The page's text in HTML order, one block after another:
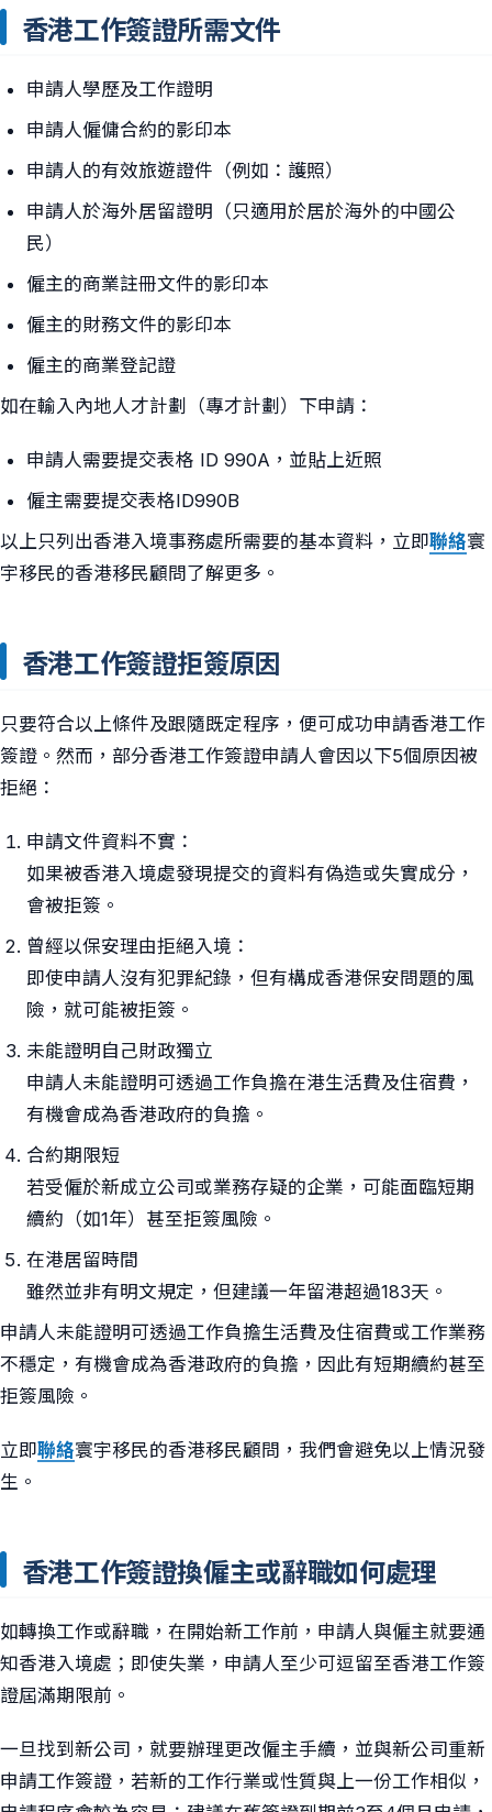
香港工作簽證所需文件
申請人學歷及工作證明
申請人僱傭合約的影印本
申請人的有效旅遊證件（例如：護照）
申請人於海外居留證明（只適用於居於海外的中國公
民）
僱主的商業註冊文件的影印本
僱主的財務文件的影印本
僱主的商業登記證
如在輸入內地人才計劃（專才計劃）下申請：
申請人需要提交表格 ID 990A，並貼上近照
僱主需要提交表格ID990B
以上只列出香港入境事務處所需要的基本資料，立即聯絡寰
宇移民的香港移民顧問了解更多。
香港工作簽證拒簽原因
只要符合以上條件及跟隨既定程序，便可成功申請香港工作
簽證。然而，部分香港工作簽證申請人會因以下5個原因被
拒絕：
申請文件資料不實：
如果被香港入境處發現提交的資料有偽造或失實成分，
會被拒簽。
曾經以保安理由拒絕入境：
即使申請人沒有犯罪紀錄，但有構成香港保安問題的風
險，就可能被拒簽。
未能證明自己財政獨立
申請人未能證明可透過工作負擔在港生活費及住宿費，
有機會成為香港政府的負擔。
合約期限短
若受僱於新成立公司或業務存疑的企業，可能面臨短期
續約（如1年）甚至拒簽風險。
在港居留時間
雖然並非有明文規定，但建議一年留港超過183天。
申請人未能證明可透過工作負擔生活費及住宿費或工作業務
不穩定，有機會成為香港政府的負擔，因此有短期續約甚至
拒簽風險。
立即聯絡寰宇移民的香港移民顧問，我們會避免以上情況發
生。
香港工作簽證換僱主或辭職如何處理
如轉換工作或辭職，在開始新工作前，申請人與僱主就要通
知香港入境處；即使失業，申請人至少可逗留至香港工作簽
證屆滿期限前。
一旦找到新公司，就要辦理更改僱主手續，並與新公司重新
申請工作簽證，若新的工作行業或性質與上一份工作相似，